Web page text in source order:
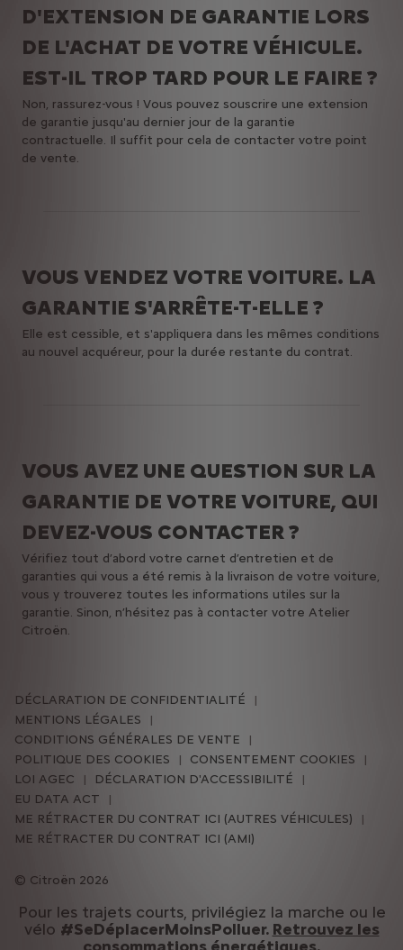
D'EXTENSION DE GARANTIE LORS
DE L'ACHAT DE VOTRE VÉHICULE.
EST-IL TROP TARD POUR LE FAIRE ?
Non, rassurez-vous ! Vous pouvez souscrire une extension
de garantie jusqu'au dernier jour de la garantie
contractuelle. Il suffit pour cela de contacter votre point
de vente.
VOUS VENDEZ VOTRE VOITURE. LA
GARANTIE S'ARRÊTE-T-ELLE ?
Elle est cessible, et s'appliquera dans les mêmes conditions
au nouvel acquéreur, pour la durée restante du contrat.
VOUS AVEZ UNE QUESTION SUR LA
GARANTIE DE VOTRE VOITURE, QUI
DEVEZ-VOUS CONTACTER ?
Vérifiez tout d’abord votre carnet d’entretien et de
garanties qui vous a été remis à la livraison de votre voiture,
vous y trouverez toutes les informations utiles sur la
garantie. Sinon, n’hésitez pas à contacter votre Atelier
Citroën.
Citroën 2026
DÉCLARATION DE CONFIDENTIALITÉ
MENTIONS LÉGALES
CONDITIONS GÉNÉRALES DE VENTE
POLITIQUE DES COOKIES
CONSENTEMENT COOKIES
LOI AGEC
DÉCLARATION D'ACCESSIBILITÉ
EU DATA ACT
ME RÉTRACTER DU CONTRAT ICI (AUTRES VÉHICULES)
ME RÉTRACTER DU CONTRAT ICI (AMI)
Pour les trajets courts, privilégiez la marche ou le
vélo #SeDéplacerMoinsPolluer. Retrouvez les
consommations énergétiques.